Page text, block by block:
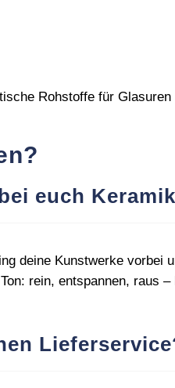
Rohstoffe für
euch
deine Kunstwerke vorbei
rein, entspannen, raus